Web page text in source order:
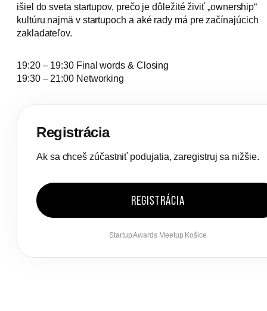
išiel do sveta startupov, prečo je dôležité živiť „ownership“
kultúru najmä v startupoch a aké rady má pre začínajúcich
zakladateľov.
​19:20 – 19:30 Final words & Closing
19:30 – 21:00 Networking
Registrácia
Ak sa chceš zúčastniť podujatia, zaregistruj sa nižšie.
REGISTRÁCIA
Startup Awards Meetup Košice